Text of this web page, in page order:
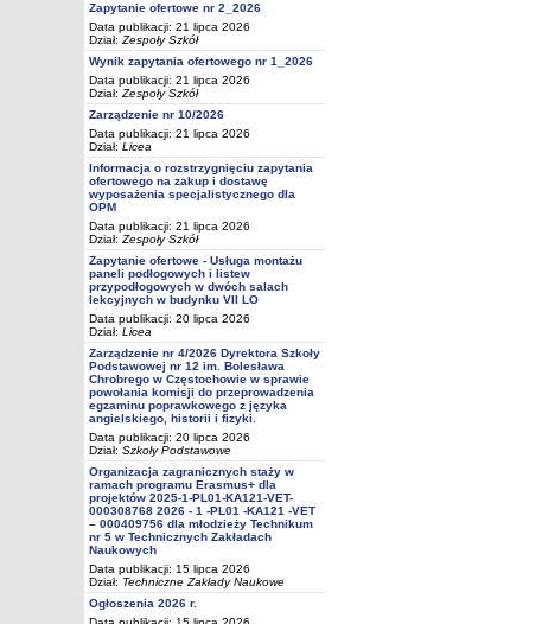
Zapytanie ofertowe nr 2_2026
Data publikacji: 21 lipca 2026
Dział: Zespoły Szkół
Wynik zapytania ofertowego nr 1_2026
Data publikacji: 21 lipca 2026
Dział: Zespoły Szkół
Zarządzenie nr 10/2026
Data publikacji: 21 lipca 2026
Dział: Licea
Informacja o rozstrzygnięciu zapytania
ofertowego na zakup i dostawę
wyposażenia specjalistycznego dla
OPM
Data publikacji: 21 lipca 2026
Dział: Zespoły Szkół
Zapytanie ofertowe - Usługa montażu
paneli podłogowych i listew
przypodłogowych w dwóch salach
lekcyjnych w budynku VII LO
Data publikacji: 20 lipca 2026
Dział: Licea
Zarządzenie nr 4/2026 Dyrektora Szkoły
Podstawowej nr 12 im. Bolesława
Chrobrego w Częstochowie w sprawie
powołania komisji do przeprowadzenia
egzaminu poprawkowego z języka
angielskiego, historii i fizyki.
Data publikacji: 20 lipca 2026
Dział: Szkoły Podstawowe
Organizacja zagranicznych staży w
ramach programu Erasmus+ dla
projektów 2025-1-PL01-KA121-VET-
000308768 2026 - 1 -PL01 -KA121 -VET
– 000409756 dla młodzieży Technikum
nr 5 w Technicznych Zakładach
Naukowych
Data publikacji: 15 lipca 2026
Dział: Techniczne Zakłady Naukowe
Ogłoszenia 2026 r.